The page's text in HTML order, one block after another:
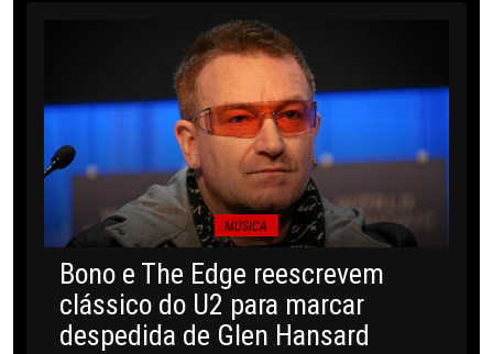
MÚSICA
Bono e The Edge reescrevem
clássico do U2 para marcar
despedida de Glen Hansard